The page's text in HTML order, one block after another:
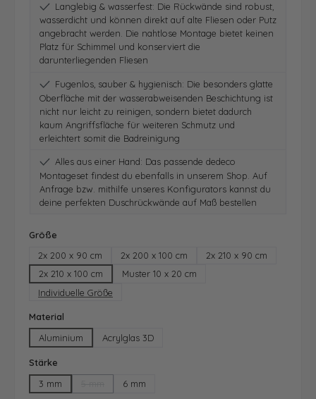
Langlebig & wasserfest: Die Rückwände sind robust,
wasserdicht und können direkt auf alte Fliesen oder Putz
angebracht werden. Die nahtlose Montage bietet keinen
Platz für Schimmel und konserviert die
darunterliegenden Fliesen
Fugenlos, sauber & hygienisch: Die besonders glatte
Oberfläche mit der wasserabweisenden Beschichtung ist
nicht nur leicht zu reinigen, sondern bietet dadurch
kaum Angriffsfläche für weiteren Schmutz und
erleichtert somit die Badreinigung
Alles aus einer Hand: Das passende dedeco
Montageset findest du ebenfalls in unserem Shop. Auf
Anfrage bzw. mithilfe unseres Konfigurators kannst du
deine perfekten Duschrückwände auf Maß bestellen
Größe
2x 200 x 90 cm
2x 200 x 100 cm
2x 210 x 90 cm
2x 210 x 100 cm
Muster 10 x 20 cm
Individuelle Größe
Material
Aluminium
Acrylglas 3D
Stärke
3 mm
(Diese Option ist zurzeit nicht verfügbar.)
6 mm